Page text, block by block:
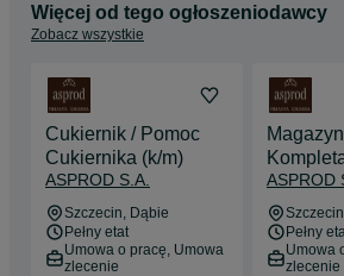
Więcej od tego ogłoszeniodawcy
Zobacz wszystkie
Cukiernik / Pomoc
Cukiernika (k/m)
ASPROD S.A.
Szczecin , Dąbie
Pełny etat
Umowa o pracę, Umowa
zlecenie
ASPROD
Szczecin
Pełny
Umowa
zlecenie